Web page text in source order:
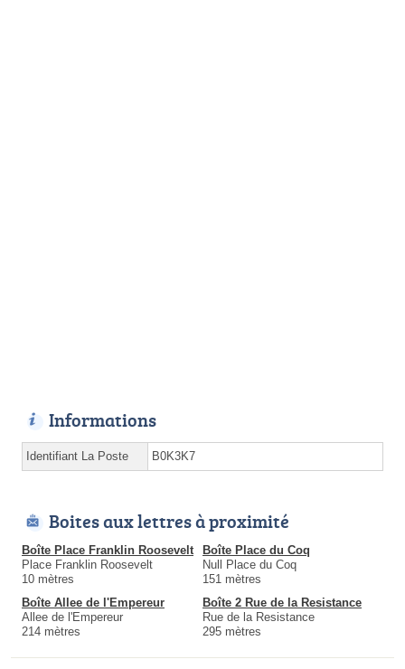
Informations
Identifiant La Poste B0K3K7
Boites aux lettres à proximité
Boîte Place Franklin Roosevelt
Place Franklin Roosevelt
10 mètres
Boîte Place du Coq
Null Place du Coq
151 mètres
Boîte Allee de l'Empereur
Allee de l'Empereur
214 mètres
Boîte 2 Rue de la Resistance
Rue de la Resistance
295 mètres